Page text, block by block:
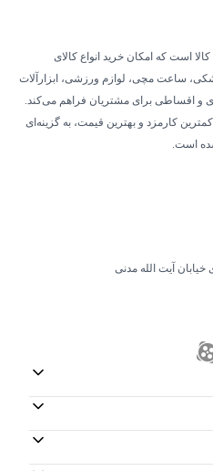
آیت الله مدنی
است که امکان خرید انواع کالای
ساعت مچی، لوازم ورزشی، ابزارآلات
و اقساطی برای مشتریان فراهم می‌کند.
کارمزد و بهترین قیمت، به گزینه‌ای
است.